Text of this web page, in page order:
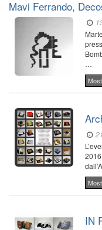
Mavi Ferrando,
…
IN